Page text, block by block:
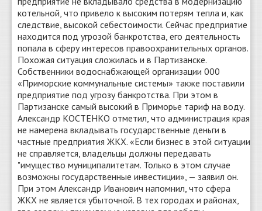
котельной, что привело к высоким потерям тепла и, как
следствие, высокой себестоимости. Сейчас предприятие
находится под угрозой банкротства, его деятельность
попала в сферу интересов правоохранительных органов.
Похожая ситуация сложилась и в Партизанске.
Собственники водоснабжающей организации 000
«Приморские коммунальные системы» также поставили
предприятие под угрозу банкротства. При этом в
Партизанске самый высокий в Приморье тариф на воду.
Александр КОСТЕНКО отметил, что администрация края
не намерена вкладывать государственные деньги в
частные предприятия ЖКХ. «Если бизнес в этой ситуации
не справляется, владельцы должны передавать
"имущество муниципалитетам. Только в этом случае
возможны государственные инвестиции», — заявил он.
При этом Александр Иванович напомнил, что сфера
ЖКХ не является убыточной. В тех городах и районах,